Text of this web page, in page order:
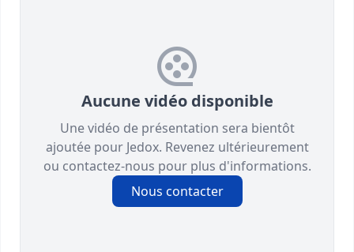
Aucune vidéo disponible
Une vidéo de présentation sera bientôt
ajoutée pour Jedox. Revenez ultérieurement
ou contactez-nous pour plus d'informations.
Nous contacter